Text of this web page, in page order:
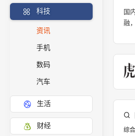
科技
资讯
手机
数码
汽车
生活
财经
国
融
综